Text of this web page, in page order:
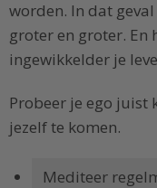
worden. In dat
groter en groter. En
ingewikkelder je
Probeer je ego juist
jezelf te komen.
Mediteer